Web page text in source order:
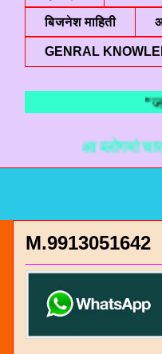
बिजनेश माहिती
GENRAL
"जय
आ ब्लोगमां चारणी
M.9913051642